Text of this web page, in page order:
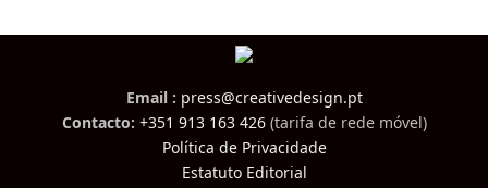
Email : press@creativedesign.pt
Contacto: +351 913 163 426(tarifa de rede móvel)
Política de Privacidade
Estatuto Editorial